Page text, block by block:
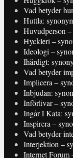
Vad betyder
Huttla:
Huvudperson
Hyckleri –
Ideologi –
Ihärdigt:
Vad betyder
Implicera –
Inbjudan:
Införlivar –
Ingår I Kata:
Inspirera –
Vad betyder
Interjektion –
Internet Forum